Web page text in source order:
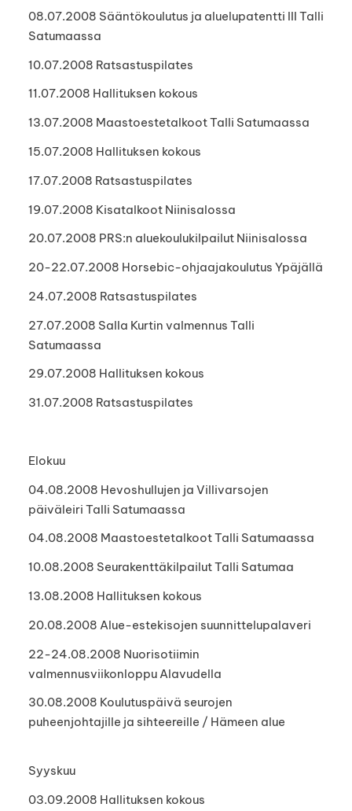
08.07.2008 Sääntökoulutus ja aluelupatentti III Talli
Satumaassa
10.07.2008 Ratsastuspilates
11.07.2008 Hallituksen kokous
13.07.2008 Maastoestetalkoot Talli Satumaassa
15.07.2008 Hallituksen kokous
17.07.2008 Ratsastuspilates
19.07.2008 Kisatalkoot Niinisalossa
20.07.2008 PRS:n aluekoulukilpailut Niinisalossa
20-22.07.2008 Horsebic-ohjaajakoulutus Ypäjällä
24.07.2008 Ratsastuspilates
27.07.2008 Salla Kurtin valmennus Talli
Satumaassa
29.07.2008 Hallituksen kokous
31.07.2008 Ratsastuspilates
Elokuu
04.08.2008 Hevoshullujen ja Villivarsojen
päiväleiri Talli Satumaassa
04.08.2008 Maastoestetalkoot Talli Satumaassa
10.08.2008 Seurakenttäkilpailut Talli Satumaa
13.08.2008 Hallituksen kokous
20.08.2008 Alue-estekisojen suunnittelupalaveri
22-24.08.2008 Nuorisotiimin
valmennusviikonloppu Alavudella
30.08.2008 Koulutuspäivä seurojen
puheenjohtajille ja sihteereille / Hämeen alue
Syyskuu
03.09.2008 Hallituksen kokous